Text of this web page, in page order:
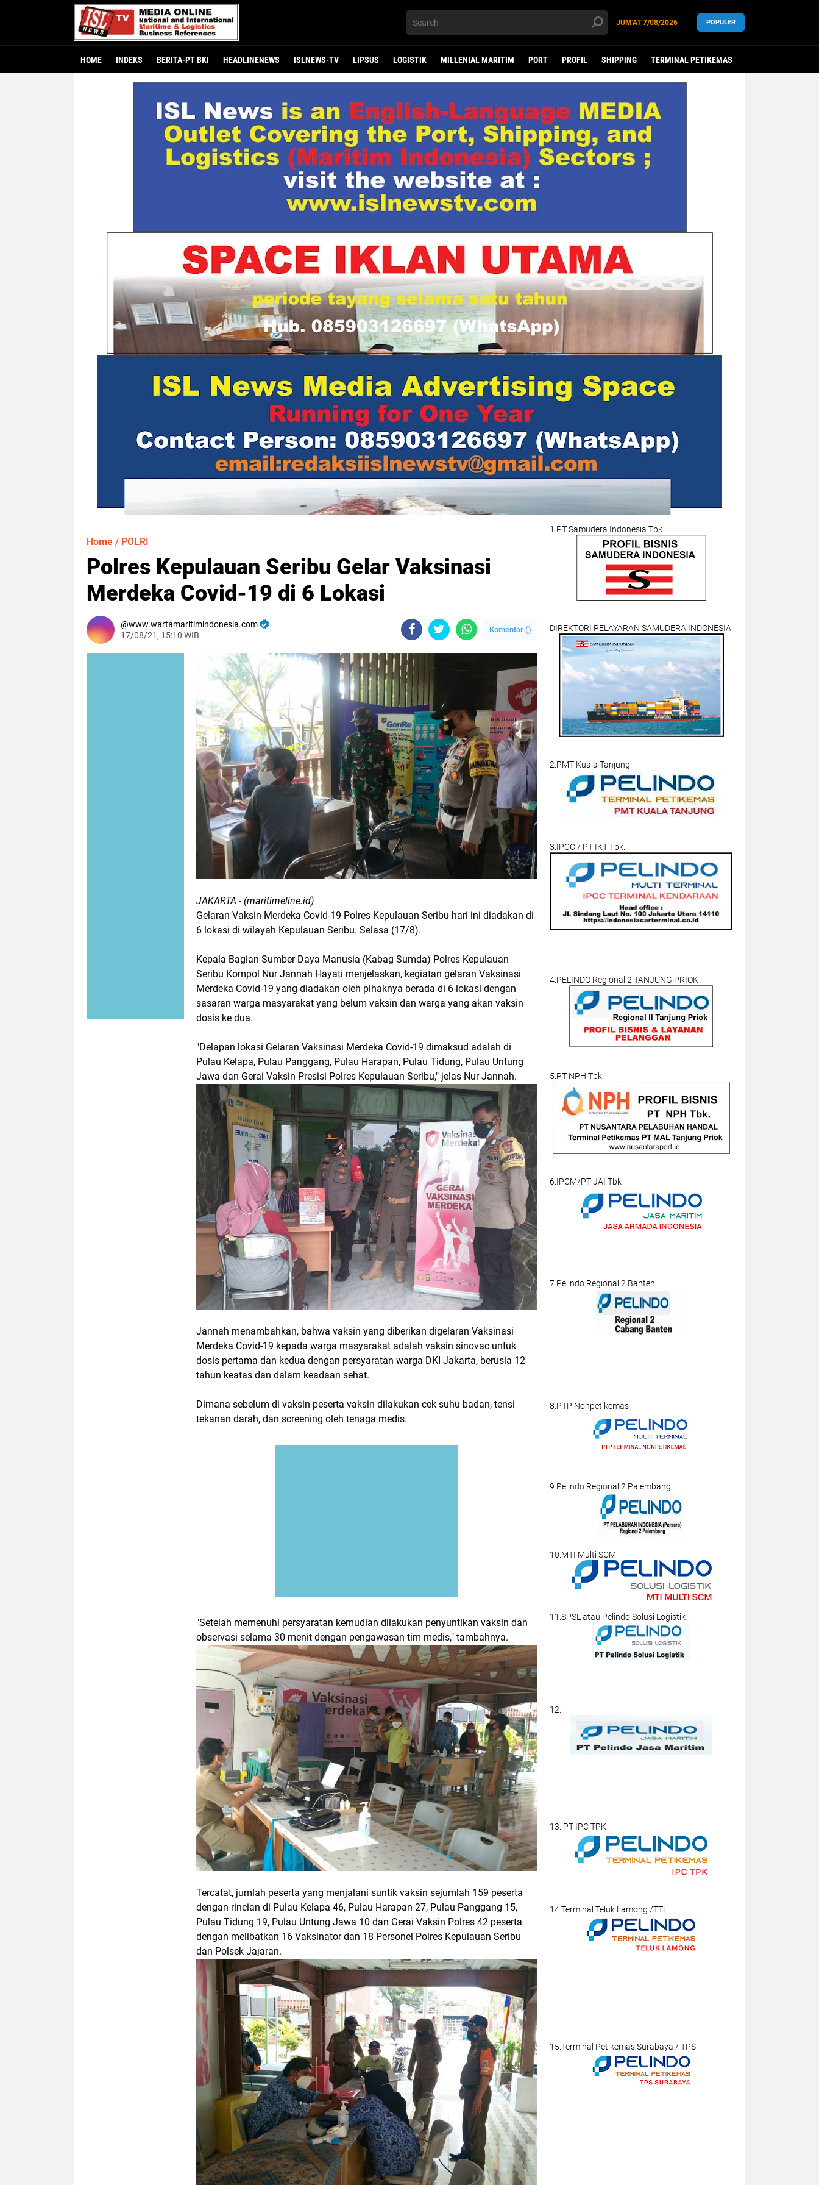
JUM'AT7/08/2026 POPULER
HOME INDEKS BERITA-PT BKI HEADLINENEWS ISLNEWS-TV LIPSUS LOGISTIK MILLENIAL MARITIM PORT PROFIL SHIPPING TERMINAL PETIKEMAS
Home / POLRI
Polres Kepulauan Seribu Gelar Vaksinasi
Merdeka Covid-19 di 6 Lokasi
www.wartamaritimindonesia.com
17/08/21, 15:10 WIB
Komentar ()
JAKARTA - (maritimeline.id)
Gelaran Vaksin Merdeka Covid-19 Polres Kepulauan Seribu hari ini diadakan di
6 lokasi di wilayah Kepulauan Seribu. Selasa (17/8).
Kepala Bagian Sumber Daya Manusia (Kabag Sumda) Polres Kepulauan
Seribu Kompol Nur Jannah Hayati menjelaskan, kegiatan gelaran Vaksinasi
Merdeka Covid-19 yang diadakan oleh pihaknya berada di 6 lokasi dengan
sasaran warga masyarakat yang belum vaksin dan warga yang akan vaksin
dosis ke dua.
"Delapan lokasi Gelaran Vaksinasi Merdeka Covid-19 dimaksud adalah di
Pulau Kelapa, Pulau Panggang, Pulau Harapan, Pulau Tidung, Pulau Untung
Jawa dan Gerai Vaksin Presisi Polres Kepulauan Seribu," jelas Nur Jannah.
Jannah menambahkan, bahwa vaksin yang diberikan digelaran Vaksinasi
Merdeka Covid-19 kepada warga masyarakat adalah vaksin sinovac untuk
dosis pertama dan kedua dengan persyaratan warga DKI Jakarta, berusia 12
tahun keatas dan dalam keadaan sehat.
Dimana sebelum di vaksin peserta vaksin dilakukan cek suhu badan, tensi
tekanan darah, dan screening oleh tenaga medis.
"Setelah memenuhi persyaratan kemudian dilakukan penyuntikan vaksin dan
observasi selama 30 menit dengan pengawasan tim medis," tambahnya.
Tercatat, jumlah peserta yang menjalani suntik vaksin sejumlah 159 peserta
dengan rincian di Pulau Kelapa 46, Pulau Harapan 27, Pulau Panggang 15,
Pulau Tidung 19, Pulau Untung Jawa 10 dan Gerai Vaksin Polres 42 peserta
dengan melibatkan 16 Vaksinator dan 18 Personel Polres Kepulauan Seribu
dan Polsek Jajaran.
1.PT Samudera Indonesia Tbk.
DIREKTORI PELAYARAN SAMUDERA INDONESIA
2.PMT Kuala Tanjung
3.IPCC / PT IKT Tbk.
4.PELINDO Regional 2 TANJUNG PRIOK
5.PT NPH Tbk.
6.IPCM/PT JAI Tbk
7.Pelindo Regional 2 Banten
8.PTP Nonpetikemas
9.Pelindo Regional 2 Palembang
10.MTI Multi SCM
11.SPSL atau Pelindo Solusi Logistik
12.
13. PT IPC TPK
14.Terminal Teluk Lamong /TTL
15.Terminal Petikemas Surabaya / TPS